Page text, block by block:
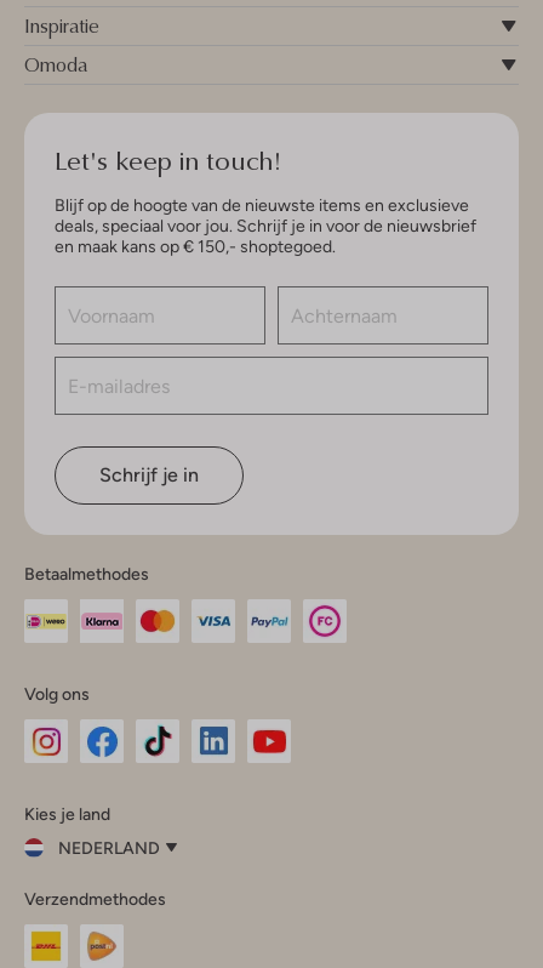
Inspiratie
Omoda
Let's keep in touch!
Blijf op de hoogte van de nieuwste items en exclusieve
deals, speciaal voor jou. Schrijf je in voor de nieuwsbrief
en maak kans op € 150,- shoptegoed.
Schrijf je in
Betaalmethodes
Volg ons
InstagramFacebook
Kies je land
NEDERLAND
je
land
Nederland
Verzendmethodes